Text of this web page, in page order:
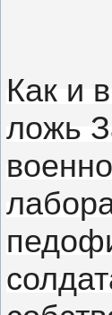
Как и
ложь